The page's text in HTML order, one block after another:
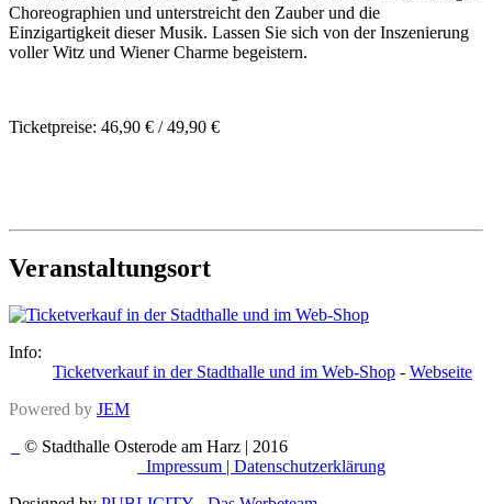
Choreographien und unterstreicht den Zauber und die
Einzigartigkeit dieser Musik. Lassen Sie sich von der Inszenierung
voller Witz und Wiener Charme begeistern.
Ticketpreise: 46,90 € / 49,90 €
Veranstaltungsort
Info:
Ticketverkauf in der Stadthalle und im Web-Shop - Webseite
Powered by JEM
© Stadthalle Osterode am Harz | 2016
Impressum | Datenschutzerklärung